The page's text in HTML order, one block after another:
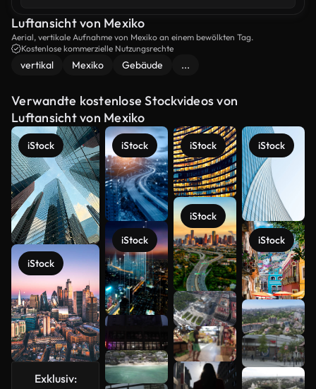
Luftansicht von Mexiko
Aerial, vertikale Aufnahme von Mexiko an einem bewölkten Tag.
Kostenlose kommerzielle Nutzungsrechte
vertikal Mexiko Gebäude ...
Verwandte kostenlose Stockvideos von
Luftansicht von Mexiko
iStock
iStock
Exklusiv:
iStock
iStock
iStock
iStock
iStock
iStock
Mehr
anzeigen